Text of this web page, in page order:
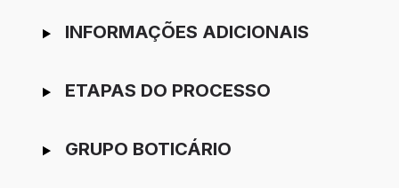
INFORMAÇÕES ADICIONAIS
ETAPAS DO PROCESSO
GRUPO BOTICÁRIO